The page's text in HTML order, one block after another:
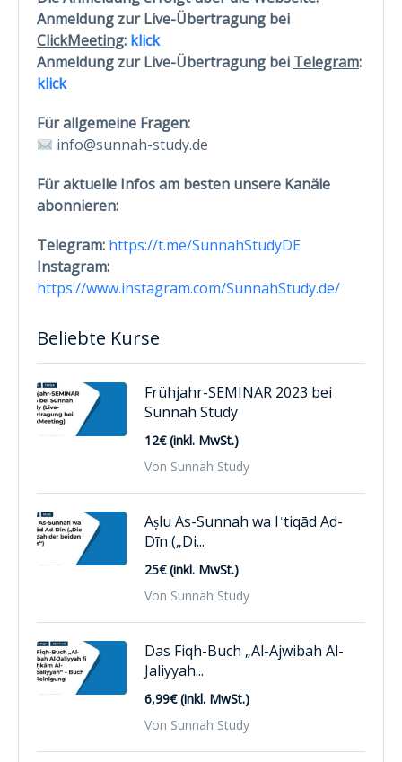
Anmeldung zur Live-Übertragung bei
ClickMeeting: klick
Anmeldung zur Live-Übertragung bei Telegram:
klick
Für allgemeine Fragen:
info@sunnah-study.de
Für aktuelle Infos am besten unsere Kanäle
abonnieren:
Telegram: https://t.me/SunnahStudyDE
Instagram:
https://www.instagram.com/SunnahStudy.de/
Beliebte Kurse
Frühjahr-SEMINAR 2023 bei
Sunnah Study
12€ (inkl. MwSt.)
Von Sunnah Study
Aṣlu As-Sunnah wa Iʿtiqād Ad-
Dīn („Di...
25€ (inkl. MwSt.)
Von Sunnah Study
Das Fiqh-Buch „Al-Ajwibah Al-
Jaliyyah...
6,99€ (inkl. MwSt.)
Von Sunnah Study